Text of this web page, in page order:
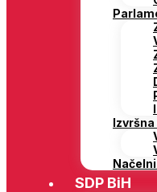
SDP BiH